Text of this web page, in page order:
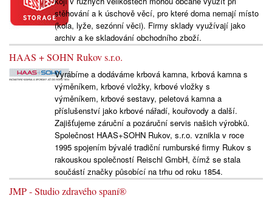
stěhování a k úschově věcí, pro které doma nemají místo
(kola, lyže, sezónní věci). Firmy sklady využívají jako
archiv a ke skladování obchodního zboží.
HAAS + SOHN Rukov s.r.o.
Vyrábíme a dodáváme krbová kamna, krbová kamna s
výměníkem, krbové vložky, krbové vložky s
výměníkem, krbové sestavy, peletová kamna a
příslušenství jako krbové nářadí, kouřovody a další.
Zajišťujeme záruční a pozáruční servis našich výrobků.
Společnost HAAS+SOHN Rukov, s.r.o. vznikla v roce
1995 spojením bývalé tradiční rumburské firmy Rukov s
rakouskou společností Reischl GmbH, čímž se stala
součástí značky působící na trhu od roku 1854.
JMP - Studio zdravého spaní®